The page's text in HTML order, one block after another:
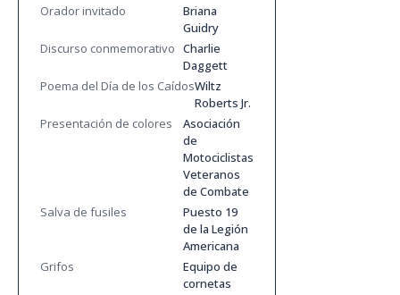
Orador invitado
Briana
Guidry
Discurso conmemorativo Charlie
Daggett
Poema del Día de los CaídosWiltz
Roberts Jr.
Presentación de colores
Asociación
de
Motociclistas
Veteranos
de Combate
Salva de fusiles
Puesto 19
de la Legión
Americana
Grifos
Equipo de
cornetas